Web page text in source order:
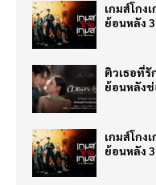
เกมส์โกง
ย้อนหลัง
ติวเธอที่รั
ย้อนหลังช่
เกมส์โกง
ย้อนหลัง